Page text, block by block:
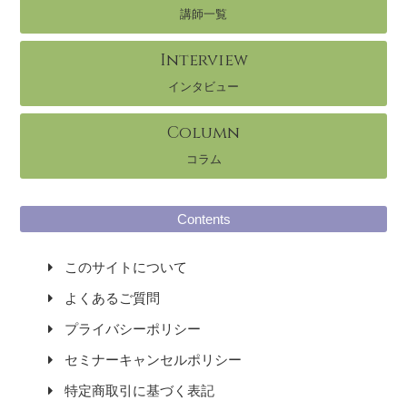
講師一覧
Interview
インタビュー
Column
コラム
Contents
このサイトについて
よくあるご質問
プライバシーポリシー
セミナーキャンセルポリシー
特定商取引に基づく表記